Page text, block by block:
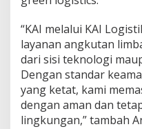
“KAI melalui KAI
layanan angkutan
dari sisi teknologi
Dengan standar
yang ketat, kami
dengan aman dan
lingkungan,” tambah